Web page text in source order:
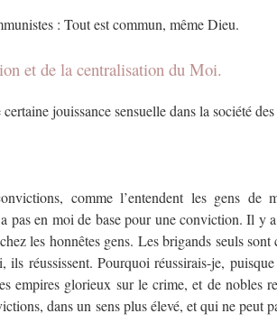
: Tout est commun, même Dieu.
et de la centralisation du Moi.
jouissance sensuelle dans la société
comme l’entendent les gens de
pas en moi de base pour une conviction. Il y
les honnêtes gens. Les brigands seuls
ils réussissent. Pourquoi réussirais-je,
empires glorieux sur le crime, et de nobles
dans un sens plus élevé, et qui ne peut